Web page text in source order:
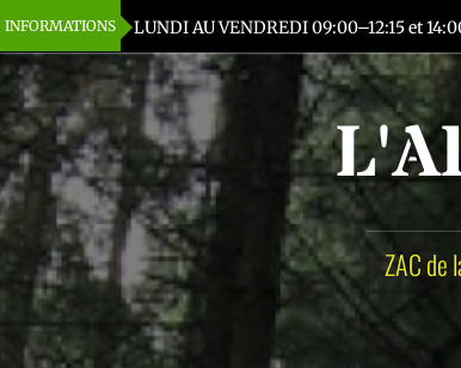
au
contenu
principal
ZAC de
INFORMATIONS LUNDI AU VENDREDI 09:00–12:15 et